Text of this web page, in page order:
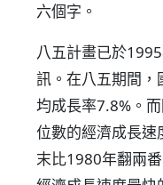
六個字。
八五計畫已於
訊。在八五期間
均成長率7.8%。
位數的經濟成長
末比1980年翻兩